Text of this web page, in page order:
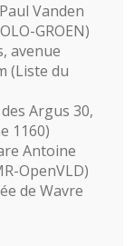
Vanden
GROEN)
avenue
(Liste du
Argus 30,
1160)
Antoine
OpenVLD)
de Wavre